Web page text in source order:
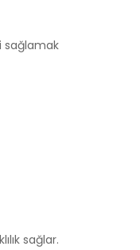
sağlamak
sağlar.